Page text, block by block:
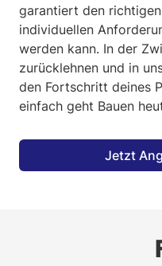
garantiert den
individuellen
werden kann. In der
zurücklehnen und in
den Fortschritt deines
einfach geht Bauen
Jetzt